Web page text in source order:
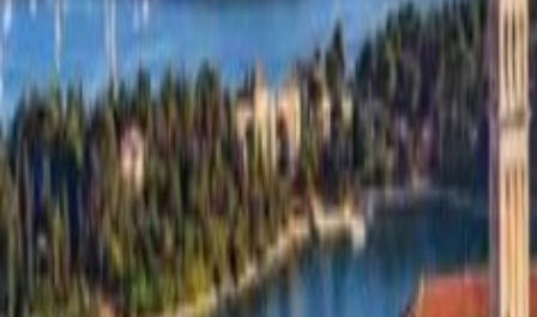
VIAGGIO DI GRUPPO
A LOURDES – DAL 16
AL 23 AGOSTO
800,00€
WEEK END TRA I DUE
LAGHI: LAGO D’ISEO
E LAGO DI GARDA –
Sabato 29 e
Domenica 30